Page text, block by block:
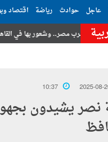
عاجل حوادث رياضة اقتصاد
وشعور بها في القاهرة وعدة
2025-08-
10:37
نصر يشيدون